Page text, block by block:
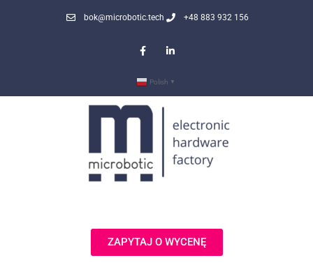
bok@microbotic.tech +48 883 932 156
Polish ▼
ZAPYTAJ O WYCENĘ